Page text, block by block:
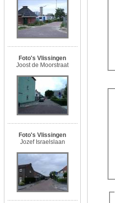
Foto's Vlissingen
Joost de Moorstraat
Foto's Vlissingen
Jozef Israelslaan